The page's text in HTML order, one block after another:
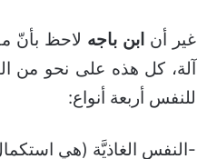
غير أن ابن باجه لاحظ بأنّ
آلة، كل هذه على نحو من
للنفس أربعة أنواع:
-النفس الغاذيَّة (هي